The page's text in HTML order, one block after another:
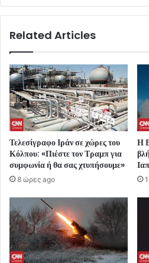
Related Articles
Τελεσίγραφο Ιράν σε χώρες του
Κόλπου: «Πιέστε τον Τραμπ για
συμφωνία ή θα σας χτυπήσουμε»
8 ώρες ago
Η